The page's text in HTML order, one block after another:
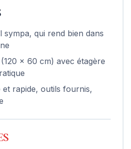
sympa, qui rend bien dans
x 60 cm) avec étagère
et rapide, outils fournis,